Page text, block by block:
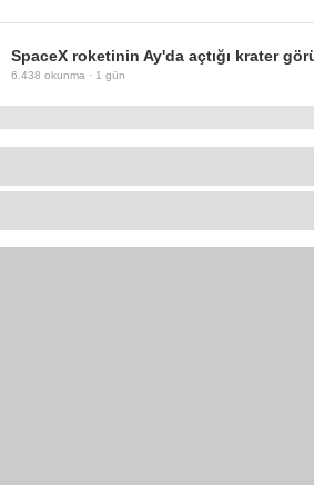
SpaceX roketinin Ay'da açtığı krater
6.438 okunma · 1 gün